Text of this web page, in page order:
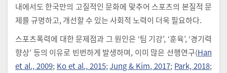
내에서도 한국만의 고질적인 문화에 맞추어 스포츠의 본질적 문
제를 규명하고, 개선할 수 있는 사회적 노력이 더욱 필요하다.
스포츠폭력에 대한 문제점과 그 원인은 ‘팀 기강’, ‘훈육’, ‘경기력
향상’ 등의 이유로 빈번하게 발생하며, 이미 많은 선행연구(Han
et al., 2009; Ko et al., 2015;Jung & Kim, 2017; Park, 2018;